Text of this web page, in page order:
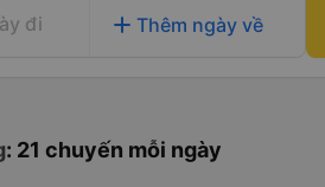
đi add Thêm ngày về
: 21 chuyến mỗi ngày